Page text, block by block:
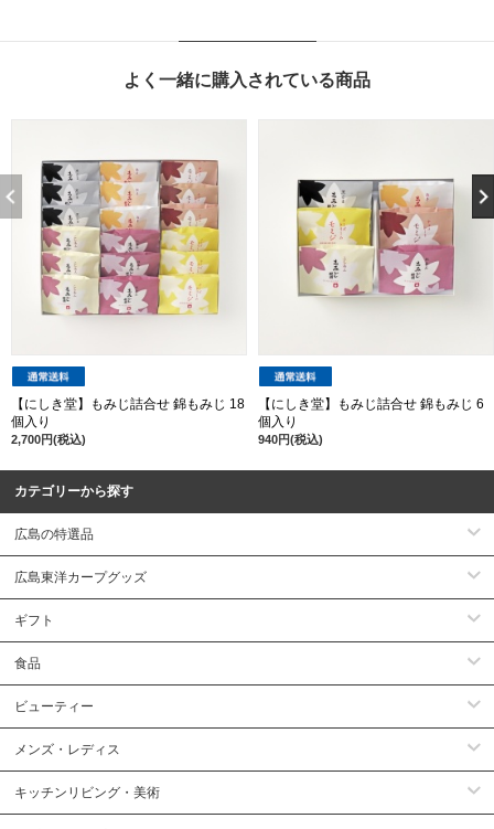
よく一緒に購入されている商品
【にしき堂】もみじ詰合せ 錦もみじ 18
個入り
2,700円(税込)
【にしき堂】もみじ詰合せ 錦もみじ 6
個入り
940円(税込)
カテゴリーから探す
広島の特選品
広島東洋カープグッズ
ギフト
食品
ビューティー
メンズ・レディス
キッチンリビング・美術